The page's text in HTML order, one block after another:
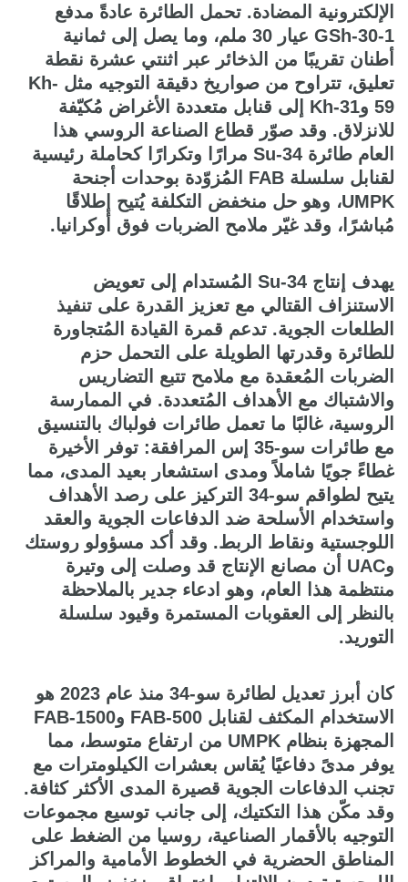
الإلكترونية المضادة. تحمل الطائرة عادةً مدفع
GSh-30-1 عيار 30 ملم، وما يصل إلى ثمانية
أطنان تقريبًا من الذخائر عبر اثنتي عشرة نقطة
تعليق، تتراوح من صواريخ دقيقة التوجيه مثل Kh-
59 وKh-31 إلى قنابل متعددة الأغراض مُكيّفة
للانزلاق. وقد صوّر قطاع الصناعة الروسي هذا
العام طائرة Su-34 مرارًا وتكرارًا كحاملة رئيسية
لقنابل سلسلة FAB المُزوّدة بوحدات أجنحة
UMPK، وهو حل منخفض التكلفة يُتيح إطلاقًا
مُباشرًا، وقد غيّر ملامح الضربات فوق أوكرانيا.
يهدف إنتاج Su-34 المُستدام إلى تعويض
الاستنزاف القتالي مع تعزيز القدرة على تنفيذ
الطلعات الجوية. تدعم قمرة القيادة المُتجاورة
للطائرة وقدرتها الطويلة على التحمل حزم
الضربات المُعقدة مع ملامح تتبع التضاريس
والاشتباك مع الأهداف المُتعددة. في الممارسة
الروسية، غالبًا ما تعمل طائرات فولباك بالتنسيق
مع طائرات سو-35 إس المرافقة: توفر الأخيرة
غطاءً جويًا شاملاً ومدى استشعار بعيد المدى، مما
يتيح لطواقم سو-34 التركيز على رصد الأهداف
واستخدام الأسلحة ضد الدفاعات الجوية والعقد
اللوجستية ونقاط الربط. وقد أكد مسؤولو روستك
وUAC أن مصانع الإنتاج قد وصلت إلى وتيرة
منتظمة هذا العام، وهو ادعاء جدير بالملاحظة
بالنظر إلى العقوبات المستمرة وقيود سلسلة
التوريد.
كان أبرز تعديل لطائرة سو-34 منذ عام 2023 هو
الاستخدام المكثف لقنابل FAB-500 وFAB-1500
المجهزة بنظام UMPK من ارتفاع متوسط، مما
يوفر مدىً دفاعيًا يُقاس بعشرات الكيلومترات مع
تجنب الدفاعات الجوية قصيرة المدى الأكثر كثافة.
وقد مكّن هذا التكتيك، إلى جانب توسيع مجموعات
التوجيه بالأقمار الصناعية، روسيا من الضغط على
المناطق الحضرية في الخطوط الأمامية والمراكز